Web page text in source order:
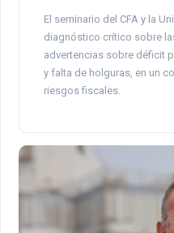
El seminario del CFA y la
diagnóstico crítico sobre
advertencias sobre déficit
y falta de holguras, en un
riesgos fiscales.